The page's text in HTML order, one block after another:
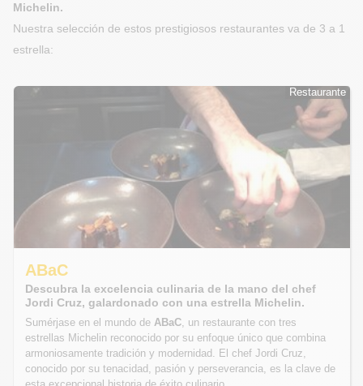
Michelin.
Nuestra selección de estos prestigiosos restaurantes va de 3 a 1
estrella:
Restaurante
Restaurante
ABaC
Descubra la excelencia culinaria de la mano del chef
Jordi Cruz, galardonado con una estrella Michelin.
Sumérjase en el mundo deABaC, un restaurante con tres
estrellas Michelin reconocido por su enfoque único que combina
armoniosamente tradición y modernidad. El chef Jordi Cruz,
conocido por su tenacidad, pasión y perseverancia, es la clave de